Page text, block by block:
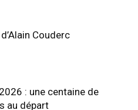
Couderc
: une centaine de
au départ